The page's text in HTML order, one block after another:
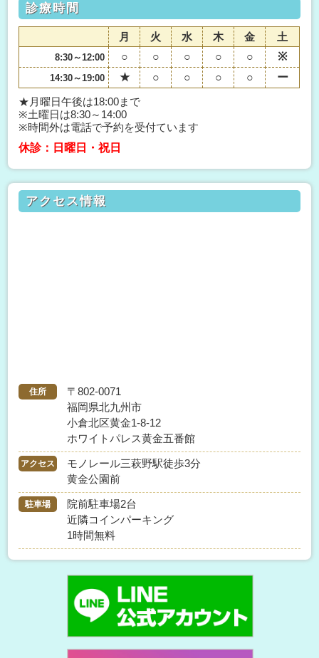
診療時間
月 火 水 木 金 土
8:30～12:00 ○ ○ ○ ○ ○ ※
14:30～19:00 ★ ○ ○ ○ ○
ー
★月曜日午後は18:00まで
※土曜日は8:30～14:00
※時間外は電話で予約を受付ています
休診： 日曜日・祝日
アクセス情報
住所
〒802-0071
福岡県北九州市
小倉北区黄金1-8-12
ホワイトパレス黄金五番館
アクセス
モノレール三萩野駅徒歩3分
黄金公園前
駐車場
院前駐車場2台
近隣コインパーキング
1時間無料